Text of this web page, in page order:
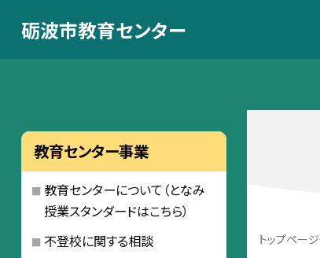
砺波市教育センター
トップページ
教育センター事業
教育センターについて（となみ
授業スタンダードはこちら）
不登校に関する相談